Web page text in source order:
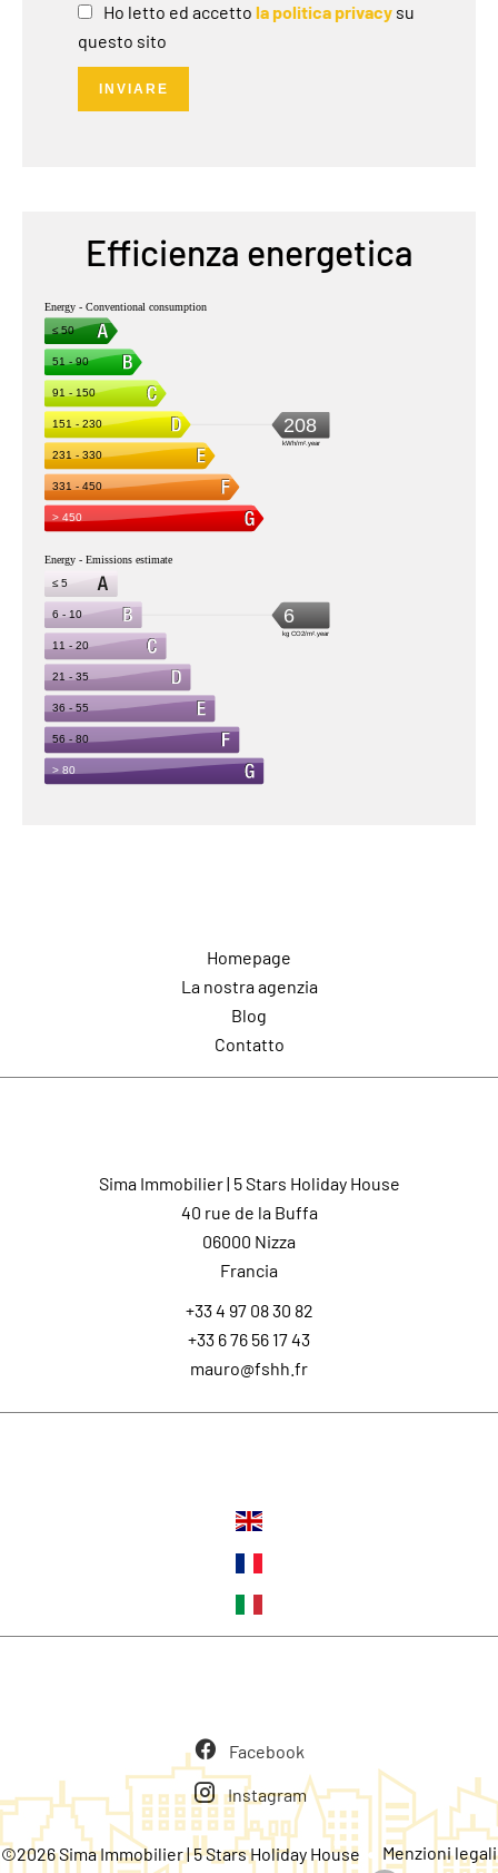
Ho letto ed accetto la politica privacy su
questo sito
INVIARE
Efficienza energetica
Homepage
La nostra agenzia
Blog
Contatto
Sima Immobilier | 5 Stars Holiday House
40 rue de la Buffa
06000 Nizza
Francia
+33 4 97 08 30 82
+33 6 76 56 17 43
mauro@fshh.fr
Facebook
Instagram
©2026 Sima Immobilier | 5 Stars Holiday House Menzioni legali